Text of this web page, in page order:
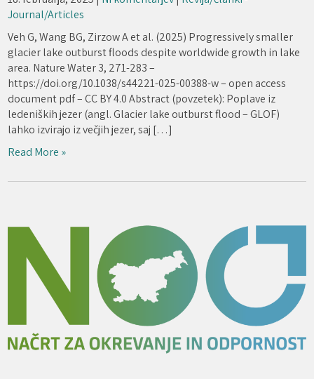
Journal/Articles
Veh G, Wang BG, Zirzow A et al. (2025) Progressively smaller
glacier lake outburst floods despite worldwide growth in lake
area. Nature Water 3, 271-283 –
https://doi.org/10.1038/s44221-025-00388-w – open access
document pdf – CC BY 4.0 Abstract (povzetek): Poplave iz
ledeniških jezer (angl. Glacier lake outburst flood – GLOF)
lahko izvirajo iz večjih jezer, saj […]
Read More »